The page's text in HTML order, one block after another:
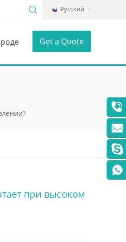
Русский
Get a Quote
при высоком